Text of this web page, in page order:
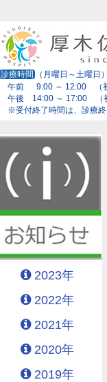
診療時間
（月曜日～土曜
午前 9:00 ～ 12:00 （初
午後 14:00 ～ 17:00 （初
※受付終了時間は、診療終
2023年
2022年
2021年
2020年
2019年